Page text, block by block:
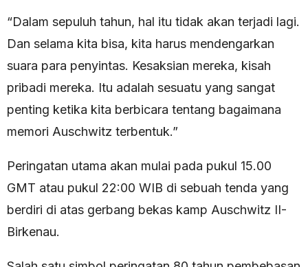
“Dalam sepuluh tahun, hal itu tidak akan terjadi lagi.
Dan selama kita bisa, kita harus mendengarkan
suara para penyintas. Kesaksian mereka, kisah
pribadi mereka. Itu adalah sesuatu yang sangat
penting ketika kita berbicara tentang bagaimana
memori Auschwitz terbentuk.”
Peringatan utama akan mulai pada pukul 15.00
GMT atau pukul 22:00 WIB di sebuah tenda yang
berdiri di atas gerbang bekas kamp Auschwitz II-
Birkenau.